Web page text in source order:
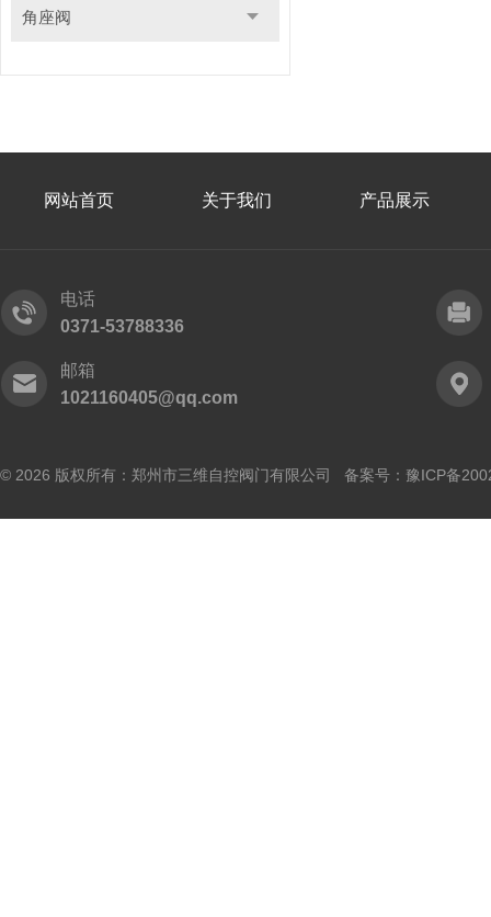
角座阀
网站首页 关于我们 产品展示
电话
0371-53788336
邮箱
1021160405@qq.com
© 2026 版权所有：郑州市三维自控阀门有限公司 备案号： 豫ICP备